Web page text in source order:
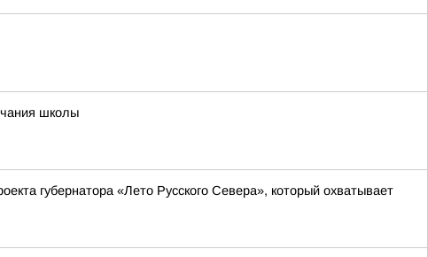
школы
губернатора «Лето Русского Севера», который охватывает